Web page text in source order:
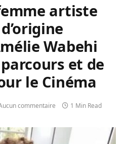
artiste
Wabehi
et de
le Cinéma
commentaire 1 Min Read